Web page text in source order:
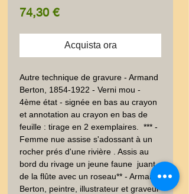
74,30 €Prezzo
Acquista ora
Autre technique de gravure - Armand
Berton, 1854-1922 - Verni mou -
4ème état - signée en bas au crayon
et annotation au crayon en bas de
feuille : tirage en 2 exemplaires.  *** -
Femme nue assise s'adossant à un
rocher prés d'une rivière . Assis au
bord du rivage un jeune faune  juant
de la flûte avec un roseau** - Armand
Berton, peintre, illustrateur et graveur